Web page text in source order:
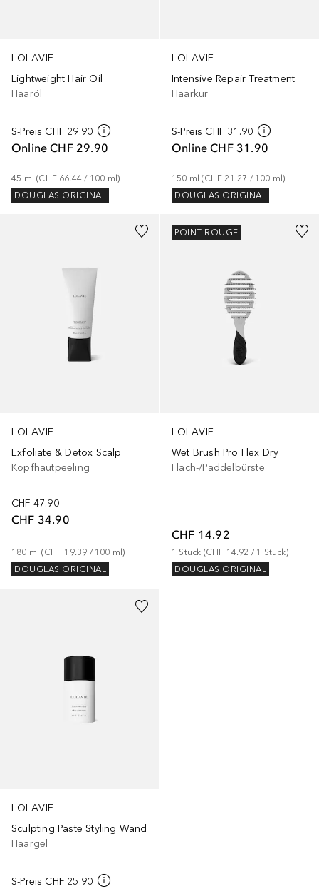
LOLAVIE
Lightweight Hair Oil
Haaröl
S-Preis CHF 29.90
Online CHF 29.90
45 ml (CHF 66.44 / 100 ml)
DOUGLAS ORIGINAL
LOLAVIE
Intensive Repair Treatment
Haarkur
S-Preis CHF 31.90
Online CHF 31.90
150 ml (CHF 21.27 / 100 ml)
DOUGLAS ORIGINAL
LOLAVIE
Exfoliate & Detox Scalp
Kopfhautpeeling
CHF 47.90
CHF 34.90
180 ml (CHF 19.39 / 100 ml)
DOUGLAS ORIGINAL
LOLAVIE
Wet Brush Pro Flex Dry
Flach-/Paddelbürste
CHF 14.92
1 Stück (CHF 14.92 / 1 Stück)
DOUGLAS ORIGINAL
POINT ROUGE
LOLAVIE
Sculpting Paste Styling Wand
Haargel
S-Preis CHF 25.90